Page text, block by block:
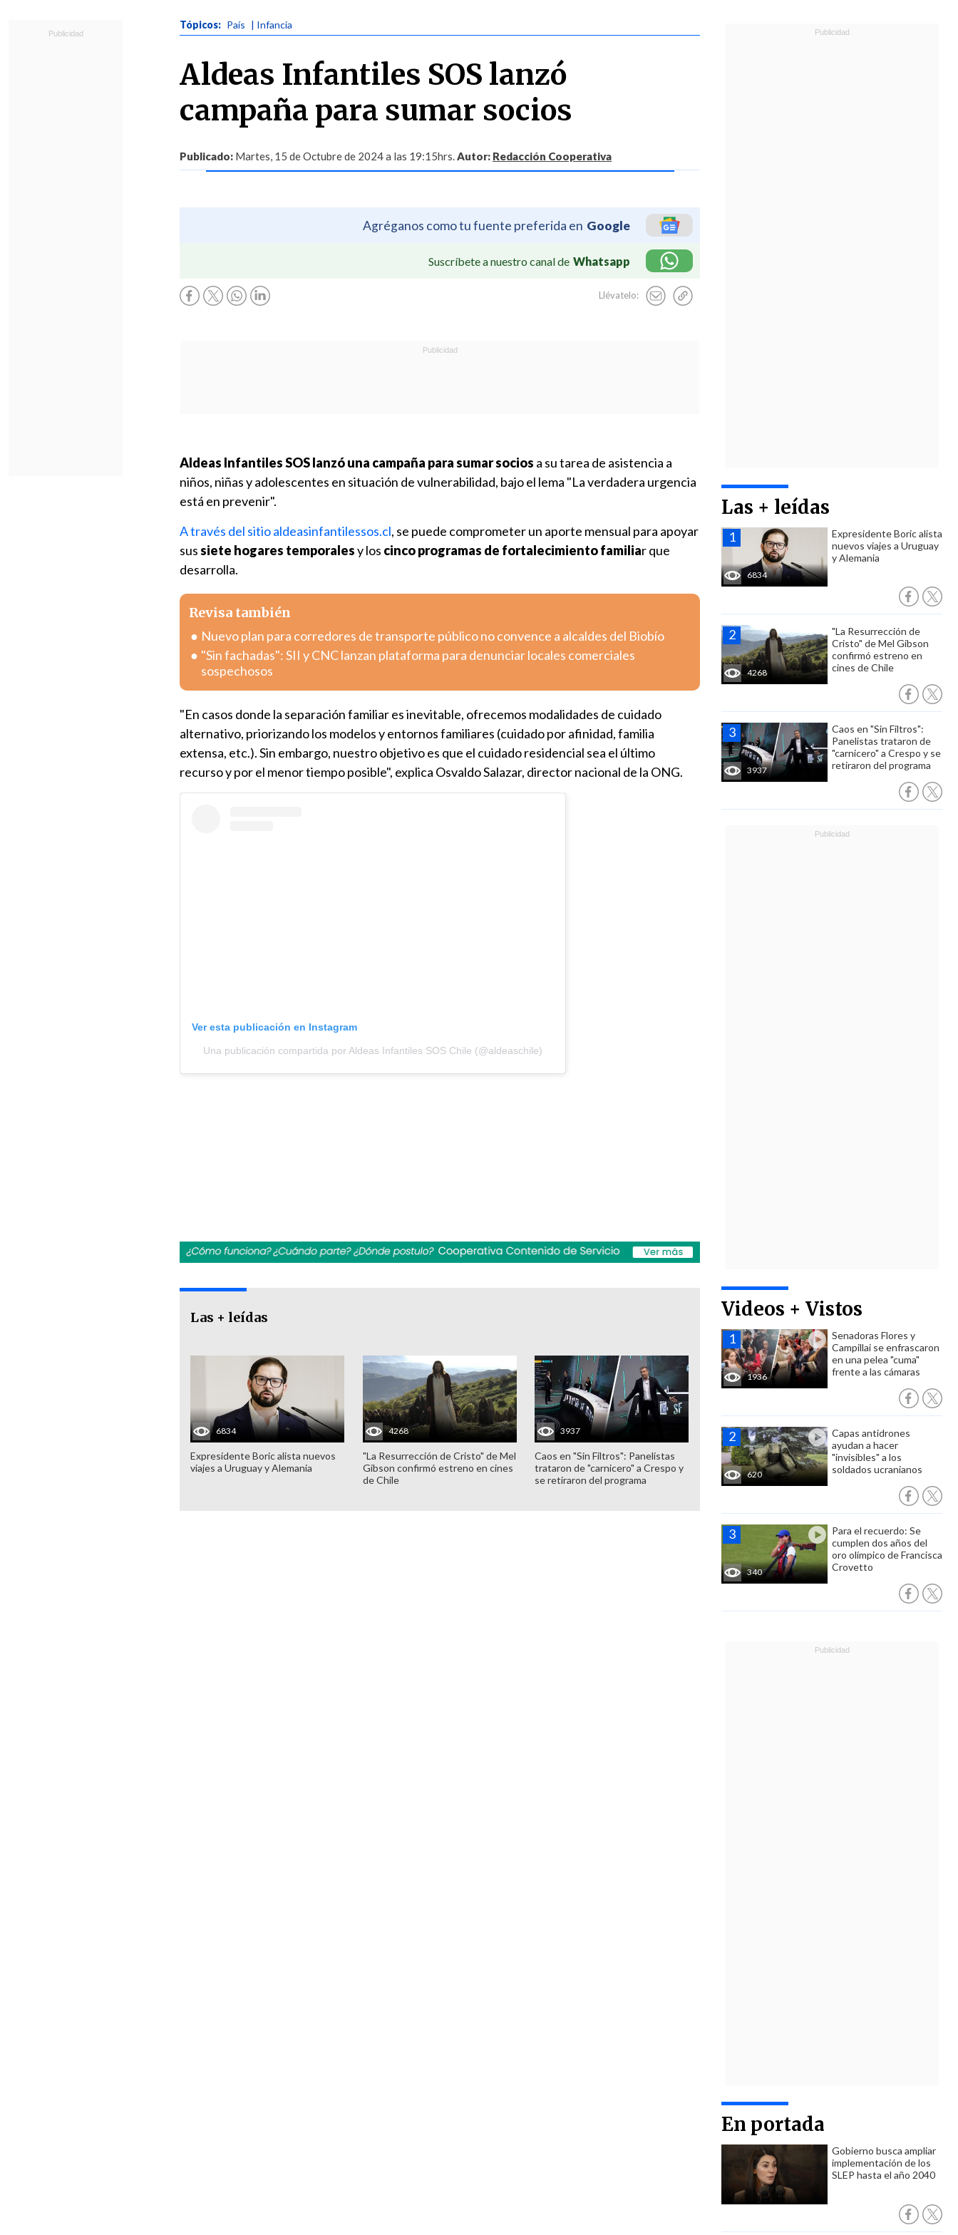
Tópicos: País | Infancia
Aldeas Infantiles SOS lanzó
campaña para sumar socios
Publicado: Martes, 15 de Octubre de 2024 a las 19:15hrs.Autor: Redacción Cooperativa
Agréganos como tu fuente preferida en Google
Suscríbete a nuestro canal de Whatsapp
Llévatelo:
Las + leídas
6834
Expresidente Boric alista
nuevos viajes a Uruguay
y Alemania
4268
"La Resurrección de
Cristo" de Mel Gibson
confirmó estreno en
cines de Chile
3937
Caos en "Sin Filtros":
Panelistas trataron de
"carnicero" a Crespo y se
retiraron del programa
Videos + Vistos
1936
Senadoras Flores y
Campillai se enfrascaron
en una pelea "cuma"
frente a las cámaras
620
Capas antidrones
ayudan a hacer
"invisibles" a los
soldados ucranianos
340
Para el recuerdo: Se
cumplen dos años del
oro olímpico de Francisca
Crovetto
En portada
Gobierno busca ampliar
implementación de los
SLEP hasta el año 2040
Aldeas Infantiles SOS lanzó una campaña para sumar socios a su tarea de asistencia a
niños, niñas y adolescentes en situación de vulnerabilidad, bajo el lema "La verdadera urgencia
está en prevenir".
A través del sitio aldeasinfantilessos.cl, se puede comprometer un aporte mensual para apoyar
sussiete hogares temporalesy los cinco programas de fortalecimiento familiar que
desarrolla.
Revisa también
Nuevo plan para corredores de transporte público no convence a alcaldes del Biobío
"Sin fachadas": SII y CNC lanzan plataforma para denunciar locales comerciales
sospechosos
"En casos donde la separación familiar es inevitable, ofrecemos modalidades de cuidado
alternativo, priorizando los modelos y entornos familiares (cuidado por afinidad, familia
extensa, etc.). Sin embargo, nuestro objetivo es que el cuidado residencial sea el último
recurso y por el menor tiempo posible", explica Osvaldo Salazar, director nacional de la ONG.
Ver esta publicación en Instagram
Una publicación compartida por Aldeas Infantiles SOS Chile (@aldeaschile)
Las + leídas
6834
Expresidente Boric alista nuevos
viajes a Uruguay y Alemania
4268
"La Resurrección de Cristo" de Mel
Gibson confirmó estreno en cines
de Chile
3937
Caos en "Sin Filtros": Panelistas
trataron de "carnicero" a Crespo y
se retiraron del programa